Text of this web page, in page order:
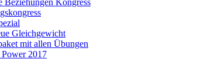
Beziehungen Kongress
Gleichgewicht
mit allen Übungen
2017